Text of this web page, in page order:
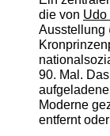
die von Udo
Ausstellung
90. Mal.
Moderne
entfernt